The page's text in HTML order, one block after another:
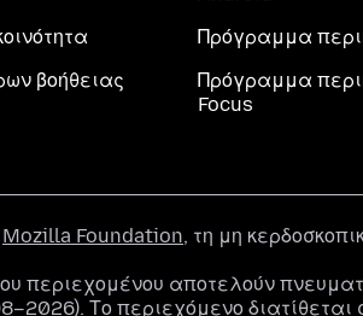
βοήθειας
Πρόγραμμα
Πρόγραμμα
Focus
Mozilla Foundation, τη μη
περιεχομένου αποτελούν
Το περιεχόμενο διατίθεται